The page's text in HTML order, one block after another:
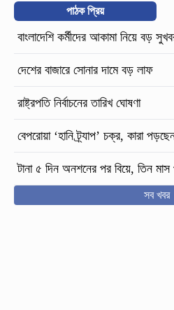
পাঠক প্রিয়
বাংলাদেশি কর্মীদের আকামা নিয়ে বড়
দেশের বাজারে সোনার দামে বড় লাফ
রাষ্ট্রপতি নির্বাচনের তারিখ ঘোষণা
বেপরোয়া ‘হানি ট্র্যাপ’ চক্র, কারা
টানা ৫ দিন অনশনের পর বিয়ে, তিন
সব খবর